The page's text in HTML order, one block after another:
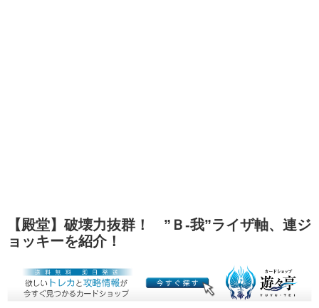
【殿堂】破壊力抜群！ ”Ｂ-我”ライザ軸、連ジ
ョッキーを紹介！